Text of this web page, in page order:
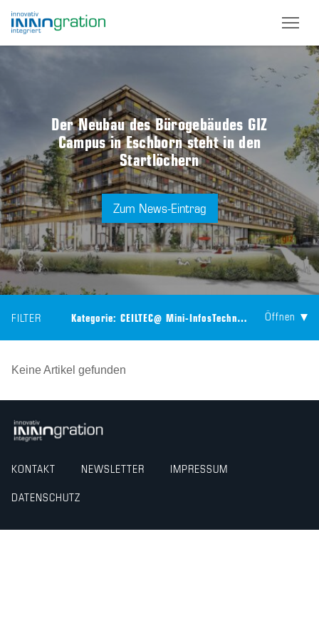
Der Neubau des Bürogebäudes GIZ
Campus in Eschborn steht in den
Startlöchern
Zum News-Eintrag
FILTER Kategorie: CEILTEC@ Mini-Infos Technologie: CEILTEC®
Öffnen
Keine Artikel gefunden
KONTAKT NEWSLETTER IMPRESSUM
DATENSCHUTZ